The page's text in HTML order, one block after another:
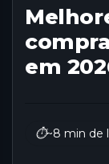
em
⏱~8 min de